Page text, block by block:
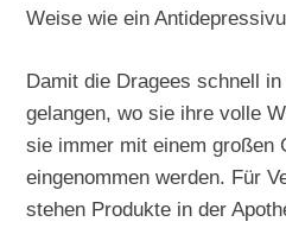
Weise wie ein
Damit die Dragees schnell
gelangen, wo sie ihre volle
sie immer mit einem großen
eingenommen werden. Für
stehen Produkte in der